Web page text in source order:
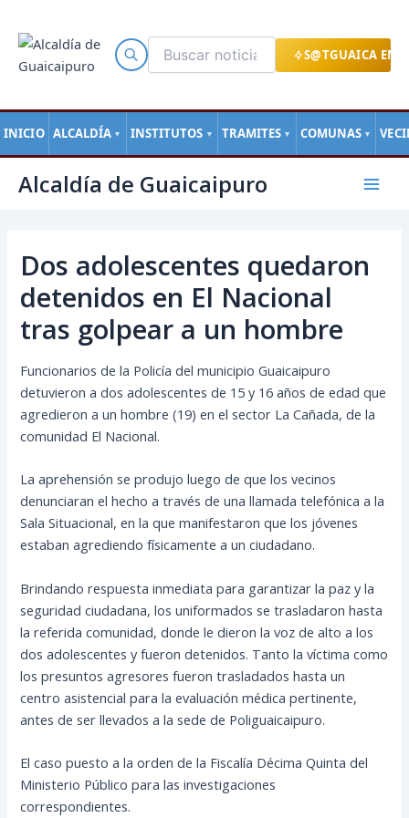
S@TGUAICA EN
INICIO ALCALDÍA ▼ INSTITUTOS ▼ TRAMITES ▼ COMUNAS ▼
contenido
Alcaldía de Guaicaipuro
Main
Dos adolescentes quedaron
detenidos en El Nacional
tras golpear a un hombre
Funcionarios de la Policía del municipio Guaicaipuro
detuvieron a dos adolescentes de 15 y 16 años de edad que
agredieron a un hombre (19) en el sector La Cañada, de la
comunidad El Nacional.
La aprehensión se produjo luego de que los vecinos
denunciaran el hecho a través de una llamada telefónica a la
Sala Situacional, en la que manifestaron que los jóvenes
estaban agrediendo físicamente a unciudadano.
Brindando respuesta inmediata para garantizar la paz y la
seguridad ciudadana, los uniformados se trasladaron hasta
la referida comunidad, donde le dieron la voz de alto a los
dos adolescentes y fueron detenidos. Tanto la víctima como
los presuntos agresores fueron trasladados hasta un
centro asistencial para la evaluación médica pertinente,
antes de ser llevados a la sede de Poliguaicaipuro.
El caso puesto a la orden de la Fiscalía Décima Quinta del
Ministerio Público para las investigaciones
correspondientes.
de